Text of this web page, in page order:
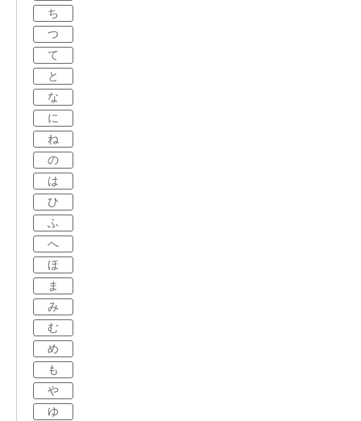
ち
つ
て
と
な
に
ね
の
は
ひ
ふ
へ
ほ
ま
み
む
め
も
や
ゆ